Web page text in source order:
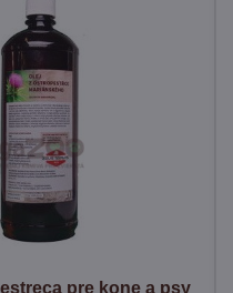
pre kone a psy